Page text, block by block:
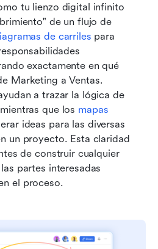
tu lienzo digital infinito
de un flujo de
de carriles para
exactamente en qué
a trazar la lógica de
que los mapas
ideas para las diversas
un proyecto. Esta claridad
de construir cualquier
partes interesadas
el proceso.